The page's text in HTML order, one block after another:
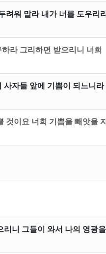
려워 말라 내가 너를 도우리
라 그리하면 받으리니 너희
사자들 앞에 기쁨이 되느니라
것이요 너희 기쁨을 빼앗을
니 그들이 와서 나의 영광을